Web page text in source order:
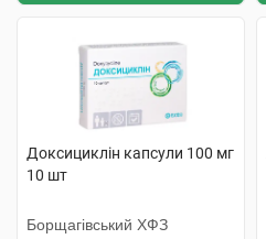
Доксициклін капсули 100 мг
10 шт
Борщагівський ХФЗ